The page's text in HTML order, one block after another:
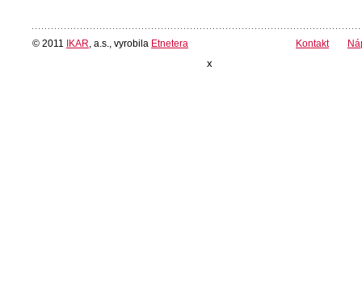
© 2011 IKAR , a.s., vyrobila Etnetera Kontakt
x